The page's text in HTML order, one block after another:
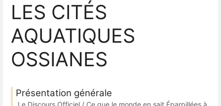
LES CITÉS
AQUATIQUES
OSSIANES
Présentation générale
Le Discours Officiel / Ce que le monde en sait Éparpillées à